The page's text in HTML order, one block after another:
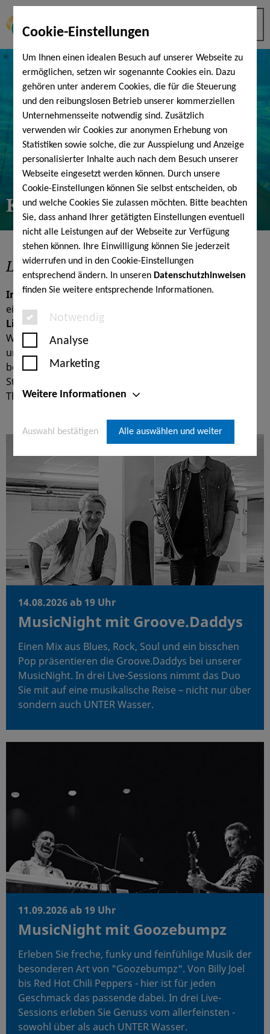
Cookie-Einstellungen
Um Ihnen einen idealen Besuch auf unserer Webseite zu
ermöglichen, setzen wir sogenannte Cookies ein. Dazu
gehören unter anderem Cookies, die für die Steuerung
und den reibungslosen Betrieb unserer kommerziellen
Unternehmensseite notwendig sind. Zusätzlich
verwenden wir Cookies zur anonymen Erhebung von
Statistiken sowie solche, die zur Ausspielung und Anzeige
personalisierter Inhalte auch nach dem Besuch unserer
Webseite eingesetzt werden können. Durch unsere
Cookie-Einstellungen können Sie selbst entscheiden, ob
und welche Cookies Sie zulassen möchten. Bitte beachten
Sie, dass anhand Ihrer getätigten Einstellungen eventuell
nicht alle Leistungen auf der Webseite zur Verfügung
stehen können. Ihre Einwilligung können Sie jederzeit
widerrufen und in den Cookie-Einstellungen
entsprechend ändern. In unseren Datenschutzhinweisen
finden Sie weitere entsprechende Informationen.
Notwendig
Analyse
Marketing
Weitere Informationen
Auswahl bestätigen Alle auswählen und weiter
KissSalis MusicNights
Live-Musikin der Therme
Immer am 2. Freitag im Monat erleben Sieab 19 Uhr
ein ganz besonderes Highlight in der KissSalis Therme:
Live-Musikin 3 Sessions (sowohl über als auch UNTER
Wasser) undfrisch gemixte Cocktails
unserer
besondere Stimmung für einen noch entspannteren
Start in das Wochenende zum regulären
Thermeneintrittspreis.
14.08.2026 ab 19 Uhr
MusicNight mit Groove.Daddys
Einen Mix aus Blues, Rock, Soul und ein bisschen
Pop präsentieren die Groove.Daddys bei unserer
MusicNight. In drei Live-Sessions nimmt das Duo
Sie mit auf eine musikalische Reise – nicht nur über
sondern auch UNTER Wasser.
11.09.2026 ab 19 Uhr
MusicNight mit Goozebumpz
Erleben Sie freche, funky und feinfühlige Musik der
besonderen Art von "Goozebumpz". Von Billy Joel
bis Red Hot Chili Peppers - hier ist für jeden
Geschmack das passende dabei. In drei Live-
Sessions erleben Sie Genuss vom allerfeinsten -
sowohl über als auch UNTER Wasser.